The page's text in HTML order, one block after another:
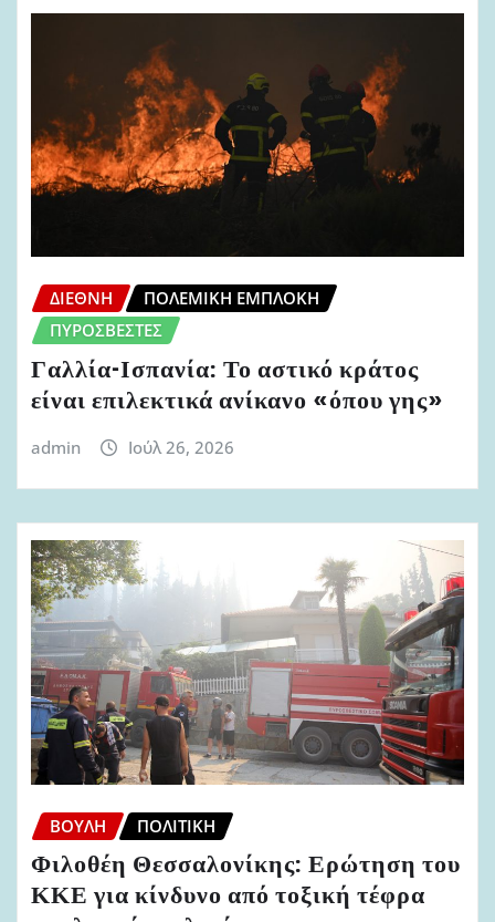
ΔΙΕΘΝΉ
ΠΟΛΕΜΙΚΉ ΕΜΠΛΟΚΉ
ΠΥΡΟΣΒΈΣΤΕΣ
Γαλλία-Ισπανία: Το αστικό κράτος
είναι επιλεκτικά ανίκανο «όπου γης»
admin Ιούλ 26, 2026
ΒΟΥΛΉ ΠΟΛΙΤΙΚΉ
Φιλοθέη Θεσσαλονίκης: Ερώτηση του
ΚΚΕ για κίνδυνο από τοξική τέφρα